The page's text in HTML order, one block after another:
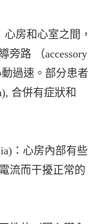
房和心室之間，
旁路 （accessory
過速。部分患者
合併有症狀和
：心房內部有些
流而干擾正常的